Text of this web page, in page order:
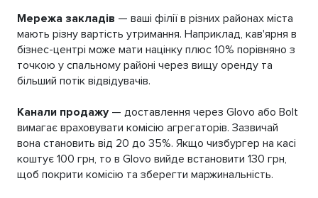
Мережа закладів — ваші філії в різних районах міста
мають різну вартість утримання. Наприклад, кав'ярня в
бізнес-центрі може мати націнку плюс 10% порівняно з
точкою у спальному районі через вищу оренду та
більший потік відвідувачів.
Канали продажу— доставлення через Glovo або Bolt
вимагає враховувати комісію агрегаторів. Зазвичай
вона становить від 20 до 35%. Якщо чизбургер на касі
коштує 100 грн, то в Glovo вийде встановити 130 грн,
щоб покрити комісію та зберегти маржинальність.